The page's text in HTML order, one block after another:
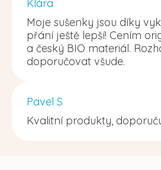
Klára
Moje sušenky jsou díky
přání ještě lepší! Cením
a český BIO materiál.
doporučovat všude.
Pavel S
Kvalitní produkty,